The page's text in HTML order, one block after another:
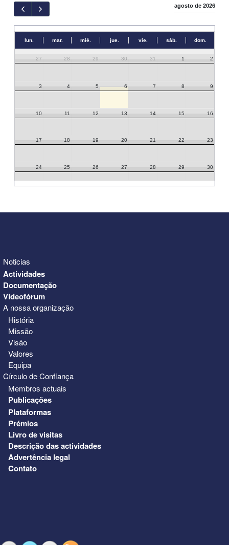
agosto de 2026
lun. mar. mié. jue. vie. sáb. dom.
27 28 29 30 31 1 2
3 4 5 6 7 8 9
10 11 12 13 14 15 16
17 18 19 20 21 22 23
24 25 26 27 28 29 30
Noticias
Actividades
Documentação
Videofórum
A nossa organização
História
Missão
Visão
Valores
Equipa
Círculo de Confiança
Membros actuais
Publicações
Plataformas
Prémios
Livro de visitas
Descrição das actividades
Advertência legal
Contato